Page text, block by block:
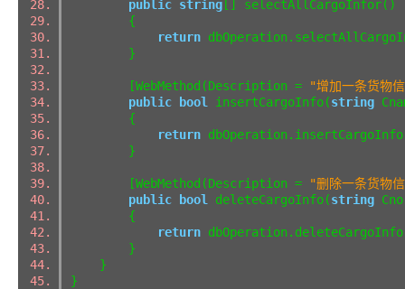
public string[]
{
return
}
[WebMethod(Description =
"增加一条货物
public bool insertCargoInfo(string
{
return
}
[WebMethod(Description =
"删除一条货物
public bool deleteCargoInfo(string
{
return
}
}
}